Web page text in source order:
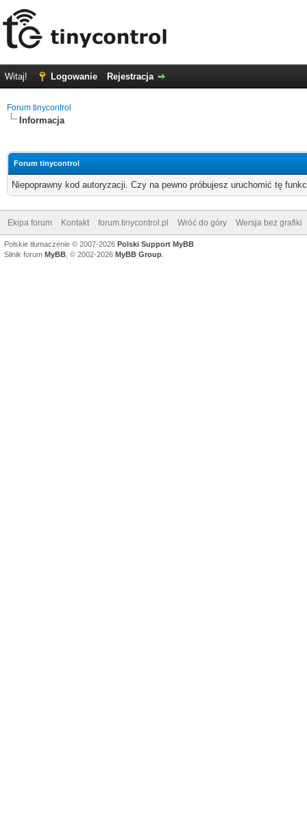
Witaj! Logowanie Rejestracja
Forum tinycontrol
Informacja
Forum tinycontrol
Niepoprawny kod autoryzacji. Czy na pewno próbujesz uruchomić tę
Ekipa forum Kontakt forum.tinycontrol.pl Wróć do góry Wersja bez grafiki
Polskie tłumaczenie © 2007-2026 Polski Support MyBB
Silnik forum MyBB , © 2002-2026 MyBB Group